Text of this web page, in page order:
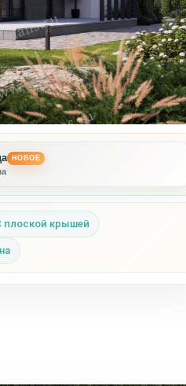
НОВОЕ
плоской крышей